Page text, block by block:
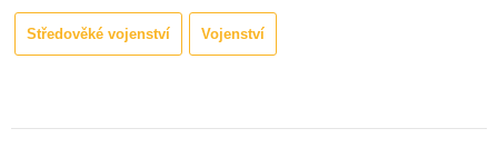
Středověké vojenství Vojenství